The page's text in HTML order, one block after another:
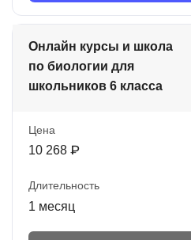
Онлайн курсы и школа
по биологии для
школьников 6 класса
Цена
10 268 ₽
Длительность
1 месяц